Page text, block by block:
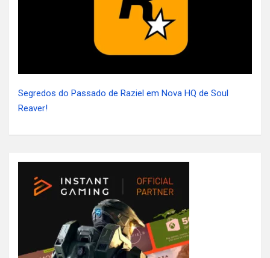
Segredos do Passado de Raziel em Nova HQ de Soul
Reaver!